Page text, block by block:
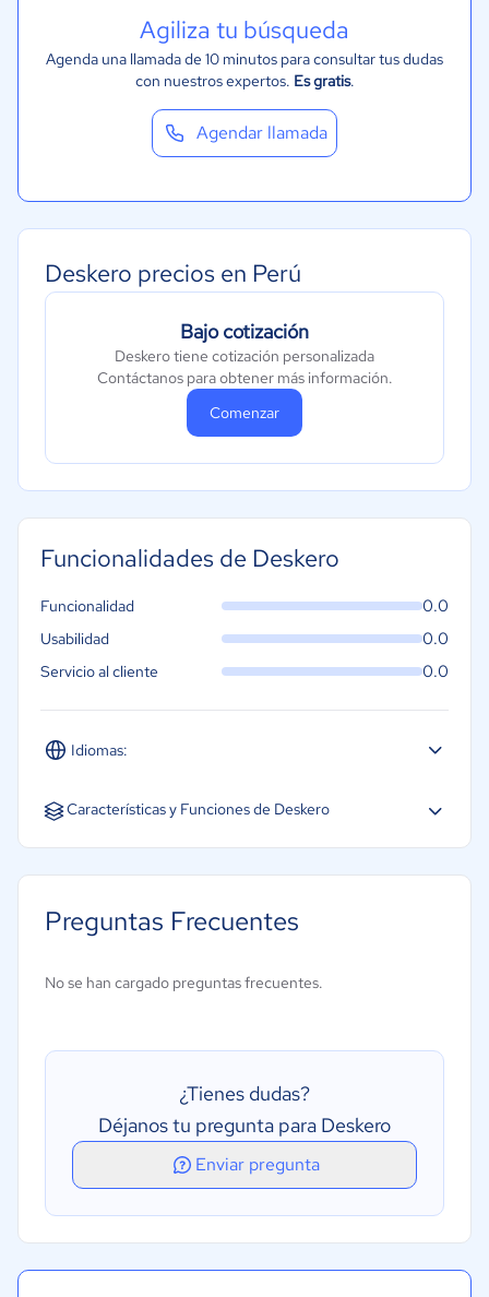
Agiliza tu búsqueda
Agenda una llamada de 10 minutos para consultar tus dudas
con nuestros expertos. Es gratis.
Agendar llamada
Deskero precios en Perú
Bajo cotización
Deskero tiene cotización personalizada
Contáctanos para obtener más información.
Comenzar
Funcionalidades de Deskero
Idiomas:
Funcionalidad 0.0
Usabilidad 0.0
Servicio al cliente 0.0
Características y Funciones de Deskero
Enrutamiento automatizado
Creación de marca personalizable
Integración de correo electrónico
Seguimiento de interacciones
Preguntas Frecuentes
No se han cargado preguntas frecuentes.
¿Tienes dudas?
Déjanos tu pregunta para Deskero
Enviar pregunta